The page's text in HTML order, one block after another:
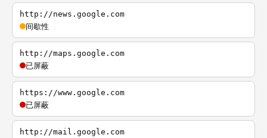
http://news.google.com
间歇性
http://maps.google.com
已屏蔽
https://www.google.com
已屏蔽
http://mail.google.com